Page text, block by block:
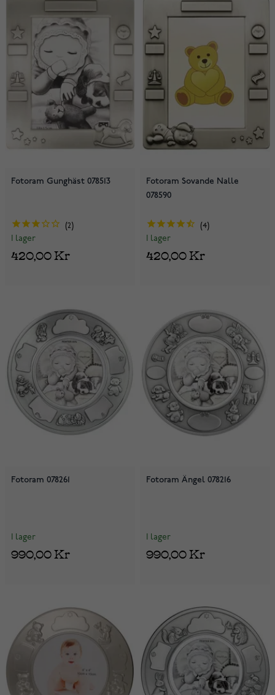
Fotoram Gunghäst 078513
2
I lager
420,00 Kr
Fotoram Sovande Nalle
078590
4
I lager
420,00 Kr
Fotoram 078261
I lager
990,00 Kr
Fotoram Ängel 078216
I lager
990,00 Kr